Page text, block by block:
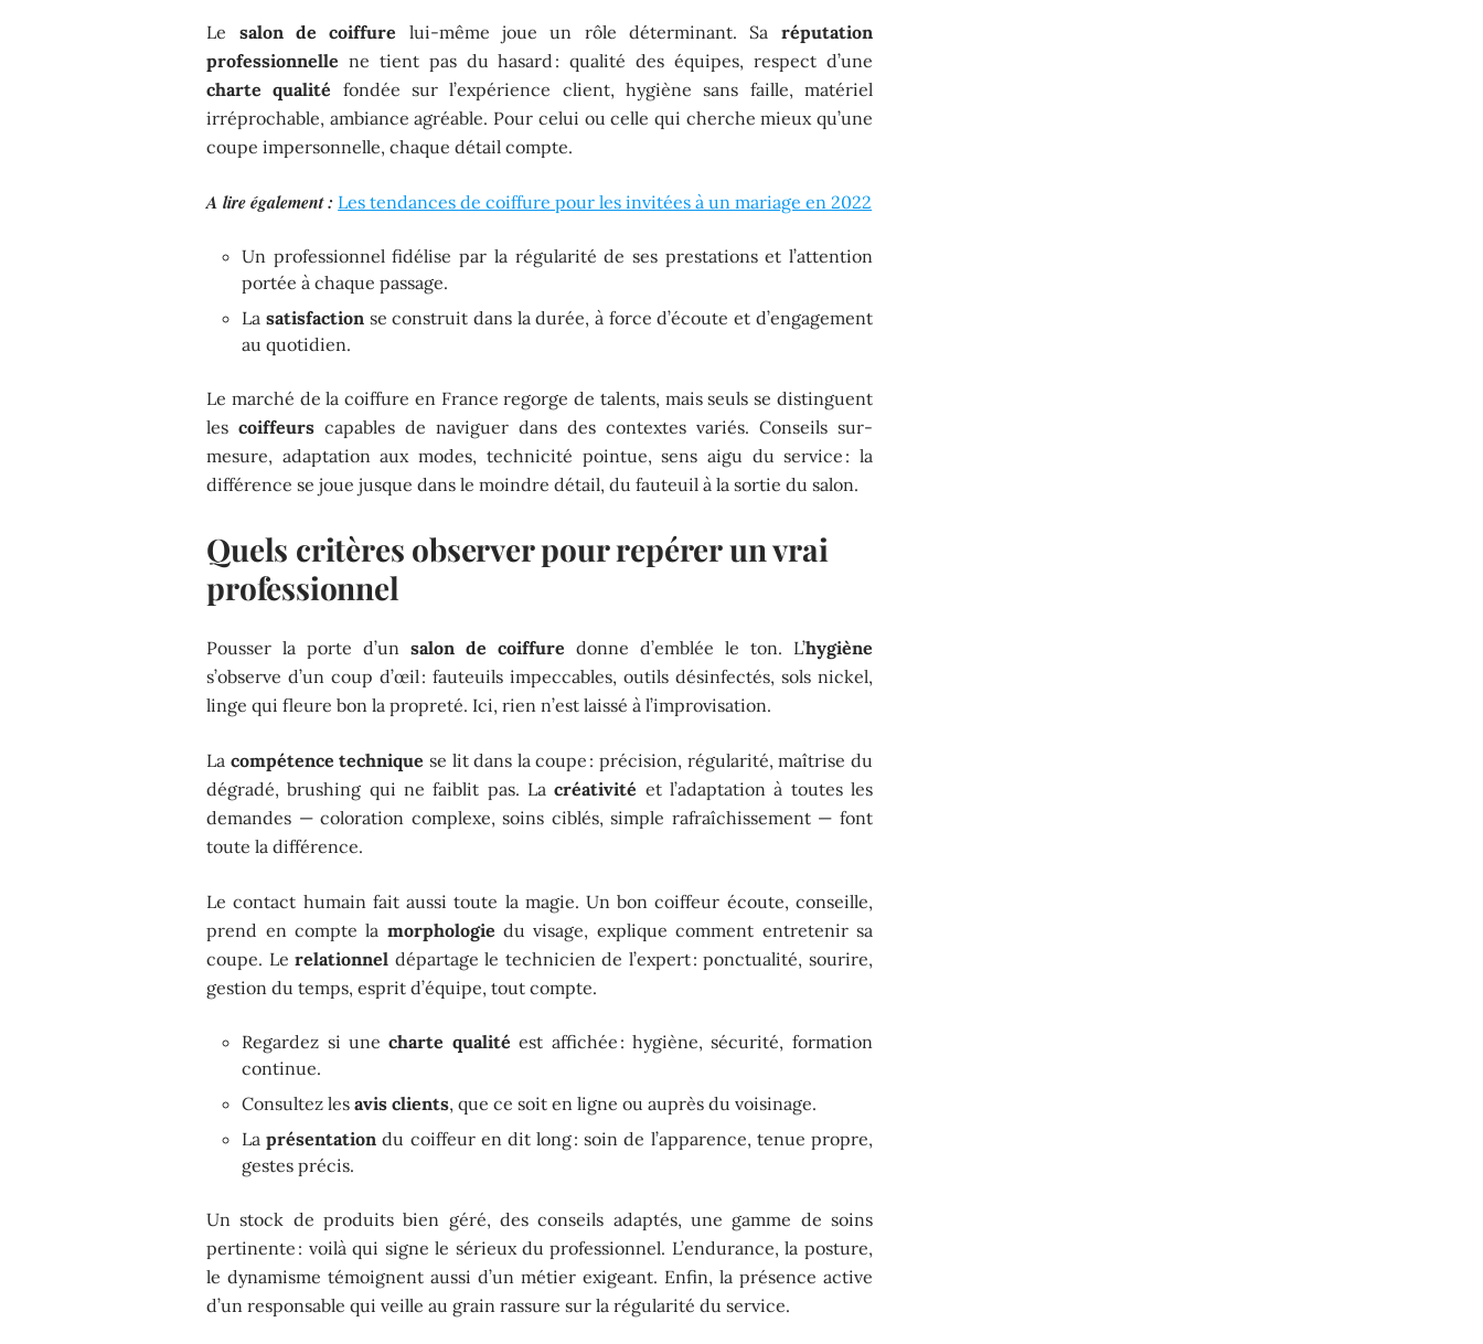
Le salon de coiffure lui-même joue un rôle déterminant. Sa réputation
professionnelle ne tient pas du hasard : qualité des équipes, respect d’une
charte qualité fondée sur l’expérience client, hygiène sans faille, matériel
irréprochable, ambiance agréable. Pour celui ou celle qui cherche mieux qu’une
coupe impersonnelle, chaque détail compte.
A lire également : Les tendances de coiffure pour les invitées à un mariage en 2022
Un professionnel fidélise par la régularité de ses prestations et l’attention
portée à chaque passage.
La satisfactionse construit dans la durée, à force d’écoute et d’engagement
au quotidien.
Le marché de la coiffure en France regorge de talents, mais seuls se distinguent
lescoiffeurs capables de naviguer dans des contextes variés. Conseils sur-
mesure, adaptation aux modes, technicité pointue, sens aigu du service : la
différence se joue jusque dans le moindre détail, du fauteuil à la sortie du salon.
Quels critères observer pour repérer un vrai
professionnel
Pousser la porte d’unsalon de coiffure donne d’emblée le ton. L’hygiène
s’observe d’un coup d’œil : fauteuils impeccables, outils désinfectés, sols nickel,
linge qui fleure bon la propreté. Ici, rien n’est laissé à l’improvisation.
La compétence technique se lit dans la coupe : précision, régularité, maîtrise du
dégradé, brushing qui ne faiblit pas. Lacréativité et l’adaptation à toutes les
demandes — coloration complexe, soins ciblés, simple rafraîchissement — font
toute la différence.
Le contact humain fait aussi toute la magie. Un bon coiffeur écoute, conseille,
prend en compte la morphologie du visage, explique comment entretenir sa
coupe. Lerelationnel départage le technicien de l’expert : ponctualité, sourire,
gestion du temps, esprit d’équipe, tout compte.
Regardez si unecharte qualité est affichée : hygiène, sécurité, formation
continue.
Consultez lesavis clients, que ce soit en ligne ou auprès du voisinage.
Laprésentation du coiffeur en dit long : soin de l’apparence, tenue propre,
gestes précis.
Un stock de produits bien géré, des conseils adaptés, une gamme de soins
pertinente : voilà qui signe le sérieux du professionnel. L’endurance, la posture,
le dynamisme témoignent aussi d’un métier exigeant. Enfin, la présence active
d’un responsable qui veille au grain rassure sur la régularité du service.